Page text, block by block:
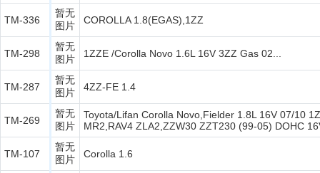
TM-336
暂无
图片
COROLLA 1.8(EGAS),1ZZ
TM-298
暂无
图片
1ZZE /Corolla Novo 1.6L 16V 3ZZ Gas 02...
TM-287
暂无
图片
4ZZ-FE 1.4
TM-269
暂无
图片
Toyota/Lifan Corolla Novo,Fielder 1.8L 16V 07/10
MR2,RAV4 ZLA2,ZZW30 ZZT230 (99-05) DOHC
TM-107
暂无
图片
Corolla 1.6